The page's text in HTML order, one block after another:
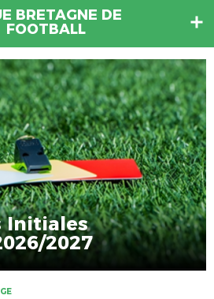
BRETAGNE DE
FOOTBALL
Initiales
2027